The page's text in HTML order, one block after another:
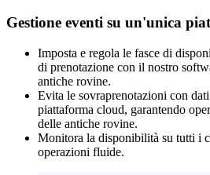
Gestione eventi su un'unica
Imposta e regola le fasce di
di prenotazione con il nostro
antiche rovine.
Evita le sovraprenotazioni con
piattaforma cloud, garantendo
delle antiche rovine.
Monitora la disponibilità su tutti i
operazioni fluide.